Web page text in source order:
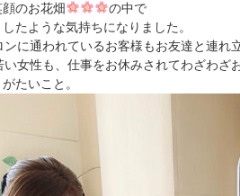
顔のお花畑
の中で
たような気持ちになりました。
に通われているお客様もお友達と連れ
い女性も、仕事をお休みされてわざわざ
たいこと。